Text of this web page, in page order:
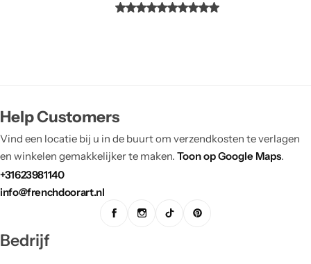
Help Customers
Vind een locatie bij u in de buurt om verzendkosten te verlagen
en winkelen gemakkelijker te maken. Toon op Google Maps.
+31623981140
info@frenchdoorart.nl
Bedrijf